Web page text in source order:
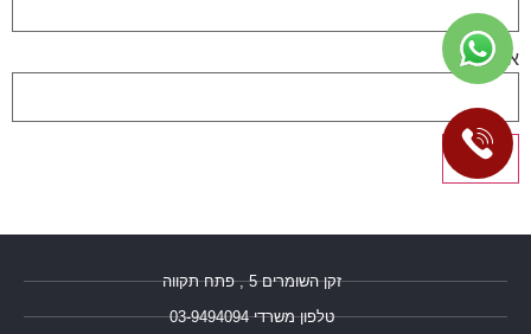
אימייל
זקן השומרים 5 , פתח תקווה
טלפון משרדי 03-9494094⁩